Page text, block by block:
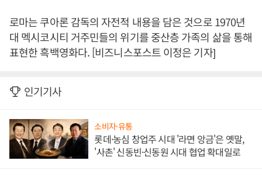
로마는 쿠아론 감독의 자전적 내용을 담은 것으로 1970년
대 멕시코시티 거주민들의 위기를 중산층 가족의 삶을 통해
표현한 흑백영화다. [비즈니스포스트 이정은 기자]
인기기사
소비자·유통
롯데·농심 창업주 시대 '라면 앙금'은 옛말,
'사촌' 신동빈·신동원 시대 협업 확대일로